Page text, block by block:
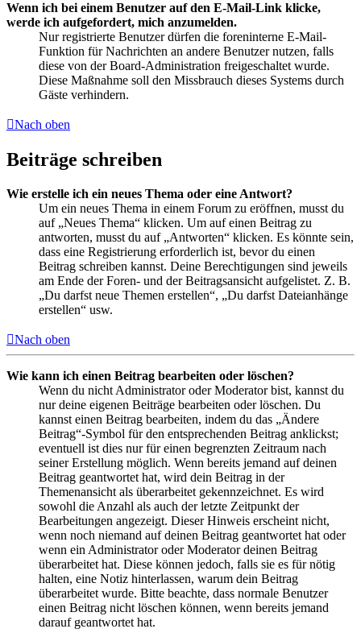
Wenn ich bei einem Benutzer auf den E-Mail-Link klicke,
werde ich aufgefordert, mich anzumelden.
Nur registrierte Benutzer dürfen die foreninterne E-Mail-
Funktion für Nachrichten an andere Benutzer nutzen, falls
diese von der Board-Administration freigeschaltet wurde.
Diese Maßnahme soll den Missbrauch dieses Systems durch
Gäste verhindern.
Nach oben
Beiträge schreiben
Wie erstelle ich ein neues Thema oder eine Antwort?
Um ein neues Thema in einem Forum zu eröffnen, musst du
auf „Neues Thema“ klicken. Um auf einen Beitrag zu
antworten, musst du auf „Antworten“ klicken. Es könnte sein,
dass eine Registrierung erforderlich ist, bevor du einen
Beitrag schreiben kannst. Deine Berechtigungen sind jeweils
am Ende der Foren- und der Beitragsansicht aufgelistet. Z. B.
„Du darfst neue Themen erstellen“, „Du darfst Dateianhänge
erstellen“ usw.
Nach oben
Wie kann ich einen Beitrag bearbeiten oder löschen?
Wenn du nicht Administrator oder Moderator bist, kannst du
nur deine eigenen Beiträge bearbeiten oder löschen. Du
kannst einen Beitrag bearbeiten, indem du das „Ändere
Beitrag“-Symbol für den entsprechenden Beitrag anklickst;
eventuell ist dies nur für einen begrenzten Zeitraum nach
seiner Erstellung möglich. Wenn bereits jemand auf deinen
Beitrag geantwortet hat, wird dein Beitrag in der
Themenansicht als überarbeitet gekennzeichnet. Es wird
sowohl die Anzahl als auch der letzte Zeitpunkt der
Bearbeitungen angezeigt. Dieser Hinweis erscheint nicht,
wenn noch niemand auf deinen Beitrag geantwortet hat oder
wenn ein Administrator oder Moderator deinen Beitrag
überarbeitet hat. Diese können jedoch, falls sie es für nötig
halten, eine Notiz hinterlassen, warum dein Beitrag
überarbeitet wurde. Bitte beachte, dass normale Benutzer
einen Beitrag nicht löschen können, wenn bereits jemand
darauf geantwortet hat.